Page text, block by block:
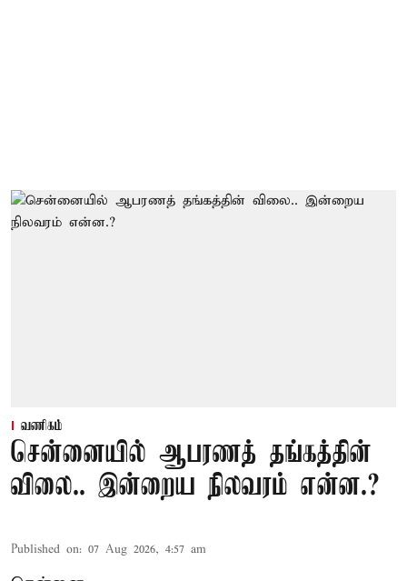
வணிகம்
சென்னையில் ஆபரணத் தங்கத்தின்
விலை.. இன்றைய நிலவரம் என்ன.?
Published on: 07 Aug 2026, 4:57 am